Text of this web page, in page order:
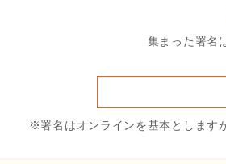
集まった署名
※署名はオンラインを基本とします